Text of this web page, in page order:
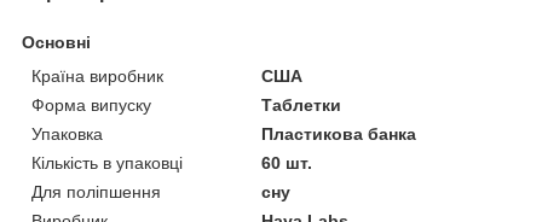
Основні
Країна виробник
США
Форма випуску
Таблетки
Упаковка
Пластикова банка
Кількість в упаковці
60 шт.
Для поліпшення
сну